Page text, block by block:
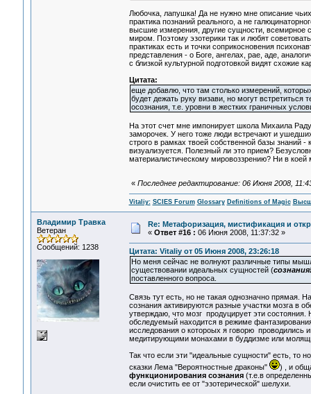
Любочка, лапушка! Да не нужно мне описание
практика познаний реального, а не
высшие измерения, другие сущности, всемирное
миром. Поэтому эзотерики так и любят
практиках есть и точки соприкосновения
представления - о Боге, ангелах, рае, аде,
с близкой культурной подготовкой видят схожие
Цитата:
еще добавлю, что там столько измерений,
будет дежать руку визави, но могут встретиться
осознания, т.е. уровни в жестких граничных
На этот счет мне импонирует школа Михаила
заморочек. У него тоже люди встречают и
строго в рамках твоей собственной базы знаний
визуализуется. Полезный ли это прием?
материалистическому мировоззрению? Ни в коей
« Последнее редактирование: 06 Июня 2008,
Vitaliy: SCIES Forum Glossary Definitions of Magic
Владимир Травка
Ветеран
Сообщений: 1238
Re: Метафоризация, мистификация и
« Ответ #16 : 06 Июня 2008, 11:37:32 »
Цитата: Vitaliy от 05 Июня 2008, 23:26:18
Но меня сейчас не волнуют различные типы
существовании идеальных сущностей (
поставленного вопроса.
Связь тут есть, но не такая однозначно прямая.
сознания активируются разные участки мозга в
утверждаю, что мозг продуцирует эти состояния.
обследуемый находится в режиме
исследования о котороых я говорю
медитирующими монахами в буддизме или
Так что если эти "идеальные сущности" есть, то
сказки Лема "Вероятностные драконы"
) , и
функционирования сознания (т.е.в
если очистить ее от "эзотерической" шелухи.